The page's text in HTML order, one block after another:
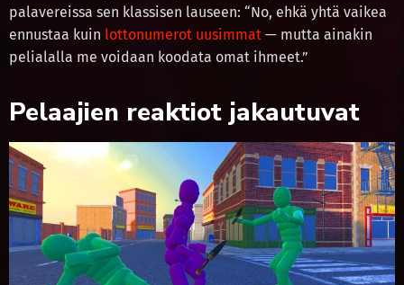
palavereissa sen klassisen lauseen: “No, ehkä yhtä vaikea
ennustaa kuin lottonumerot uusimmat — mutta ainakin
pelialalla me voidaan koodata omat ihmeet.”
Pelaajien reaktiot jakautuvat